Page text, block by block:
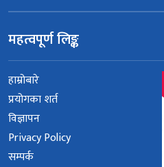
महत्वपूर्ण लिङ्क
हाम्रोबारे
प्रयोगका शर्त
विज्ञापन
Privacy Policy
सम्पर्क